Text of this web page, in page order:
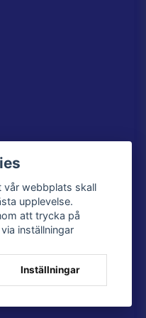
vår webbplats skall
upplevelse.
att trycka på
inställningar
Inställningar